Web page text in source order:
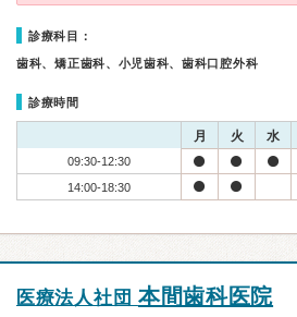
診療科目：
歯科、矯正歯科、小児歯科、歯科口腔外科
診療時間
月 火 水
09:30-12:30
14:00-18:30
医療法人社団 本間歯科医院